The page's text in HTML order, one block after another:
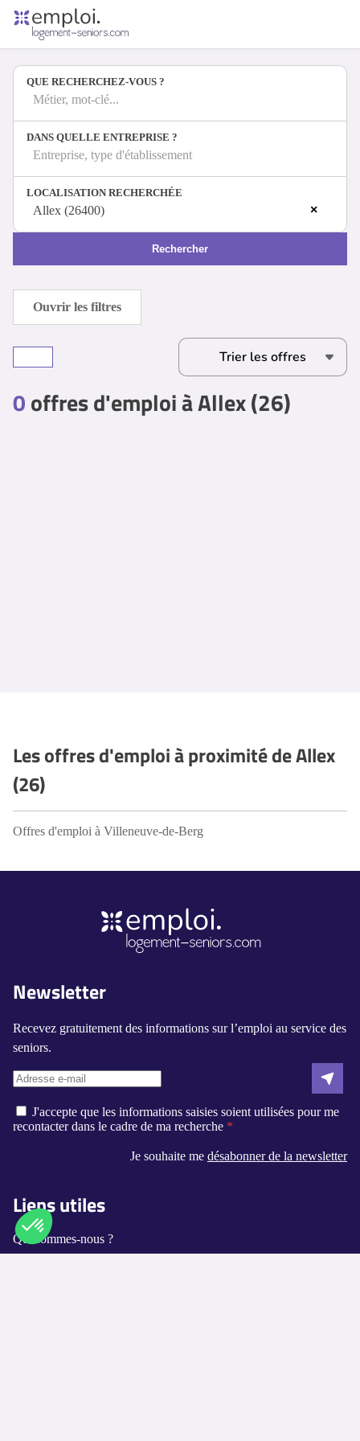
Offres d'emploi
Entreprises
Métiers
Se connecter
Espace candidat
Espace recruteur
QUE RECHERCHEZ-VOUS ?
Métier, mot-clé...
DANS QUELLE ENTREPRISE ?
Entreprise, type d'établissement
LOCALISATION RECHERCHÉE
×
Allex (26400)
Rechercher
0offres d'emploi à Allex (26)
Ouvrir les filtres
Les offres d'emploi à proximité de Allex
(26)
Offres d'emploi à Villeneuve-de-Berg
Newsletter
Recevez gratuitement des informations sur l’emploi au service des
seniors.
J'accepte que les informations saisies soient utilisées pour me
recontacter dans le cadre de ma recherche
Je souhaite me désabonner de la newsletter
Liens utiles
Qui sommes-nous ?